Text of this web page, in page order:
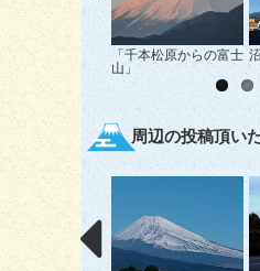
「千本松原からの富士
山」
周辺の投稿頂い